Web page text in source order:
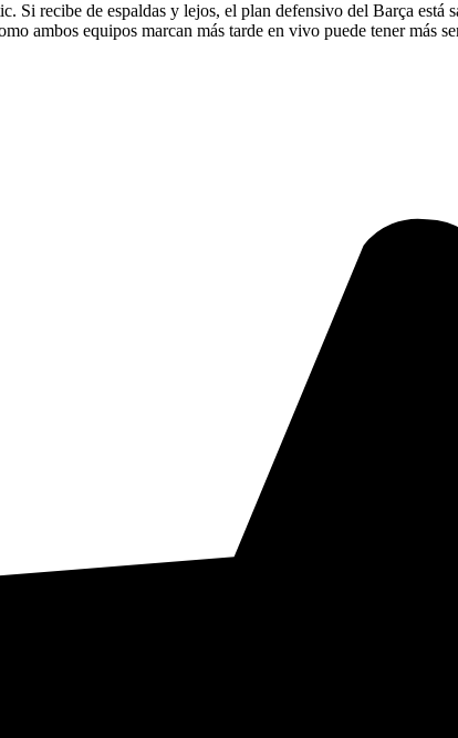
Si recibe de espaldas y lejos, el plan defensivo del Barça
ambos equipos marcan más tarde en vivo puede tener más